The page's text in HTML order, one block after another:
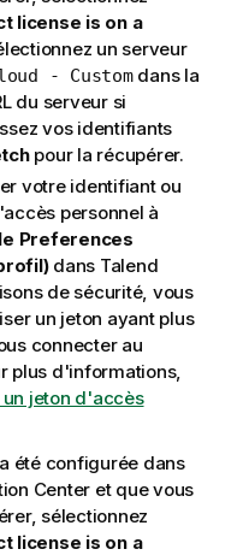
license is on a
un serveur
- Customdans la
du serveur si
vos identifiants
pour la récupérer.
votre identifiant ou
personnel à
Preferences
dans Talend
de sécurité, vous
un jeton ayant plus
connecter au
plus d'informations,
un jeton d'accès
été configurée dans
Center et que vous
sélectionnez
license is on a